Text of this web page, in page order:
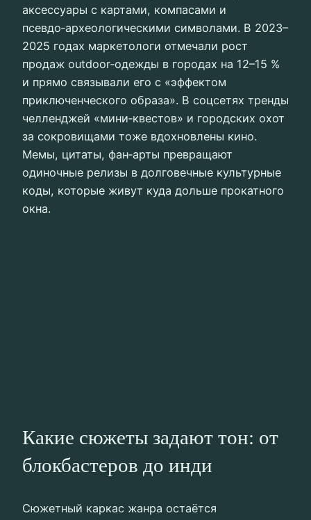
аксессуары с картами, компасами и
псевдо‑археологическими символами. В 2023–
2025 годах маркетологи отмечали рост
продаж outdoor‑одежды в городах на 12–15 %
и прямо связывали его с «эффектом
приключенческого образа». В соцсетях тренды
челленджей «мини‑квестов» и городских охот
за сокровищами тоже вдохновлены кино.
Мемы, цитаты, фан‑арты превращают
одиночные релизы в долговечные культурные
коды, которые живут куда дольше прокатного
окна.
Какие сюжеты задают тон: от
блокбастеров до инди
Сюжетный каркас жанра остаётся